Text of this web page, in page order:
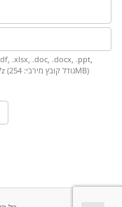
.pptx, .zip, .gz, tar.xz, .xz, .csr, .rar, .csv, .tgz, .ics, .7z (גודל קובץ מירבי: 254MB)